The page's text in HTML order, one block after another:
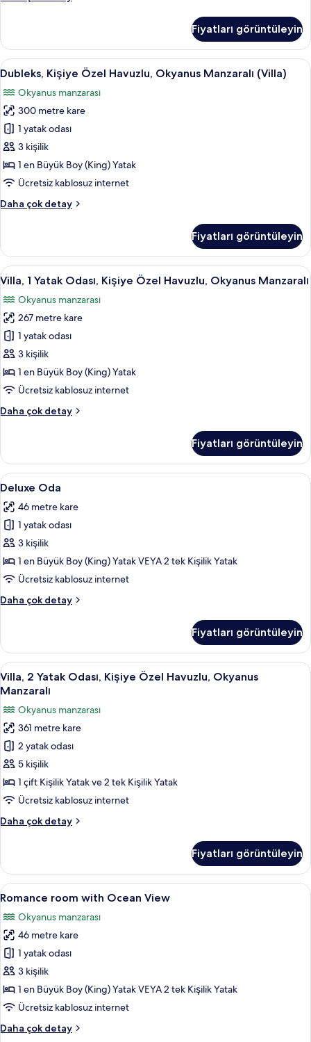
Havuz
Kullanımı,
Okyanus
hakkında
daha
fazla
detay
Fiyatları görüntüleyin
Dubleks,
Kişiye
Özel
Havuzlu,
Okyanus
Manzaralı
(Villa)
için
fotoğrafları
Dubleks, Kişiye Özel Havuzlu,
15
Dubleks, Kişiye Özel Havuzlu, Okyanus Manzaralı (Villa)
Okyanus manzarası
300 metre kare
1 yatak odası
3 kişilik
1 en Büyük Boy (King) Yatak
Ücretsiz kablosuz internet
Daha çok detay
Dubleks,
Okyanus
Manzaralı
(Villa)
daha
fazla
detay
Fiyatları görüntüleyin
Villa,
1
Yatak
Odası,
Kişiye
Özel
Havuzlu,
Okyanus
için
görün
Kaliteli yatak takımı, minibar, odada
11
Villa, 1 Yatak Odası, Kişiye Özel Havuzlu, Okyanus Manzaralı
Okyanus manzarası
267 metre kare
1 yatak odası
3 kişilik
1 en Büyük Boy (King) Yatak
Ücretsiz kablosuz internet
Daha çok detay
Villa,
Kişiye
Özel
Havuzlu,
Manzaralı
hakkında
fazla
detay
Fiyatları görüntüleyin
Deluxe
Oda
için
tüm
fotoğrafları
görün
Kaliteli yatak takımı, minibar, odada
5
Deluxe Oda
46 metre kare
1 yatak odası
3 kişilik
1 en Büyük Boy (King) Yatak VEYA 2 tek Kişilik Yatak
Ücretsiz kablosuz internet
Daha çok detay
Deluxe
fazla
detay
Fiyatları görüntüleyin
Villa,
2
Odası,
Kişiye
Özel
Havuzlu,
Okyanus
Manzaralı
tüm
Villa, 2 Yatak Odası, Kişiye Özel
11
Villa, 2 Yatak Odası, Kişiye Özel Havuzlu, Okyanus
Manzaralı
Okyanus manzarası
361 metre kare
2 yatak odası
5 kişilik
1 çift Kişilik Yatak ve 2 tek Kişilik Yatak
Ücretsiz kablosuz internet
Daha çok detay
Villa,
Kişiye
Özel
Havuzlu,
Manzaralı
hakkında
daha
fazla
detay
Fiyatları görüntüleyin
Romance
room
with
Ocean
View
için
tüm
fotoğrafları
Romance room with Ocean View |
4
Romance room with Ocean View
Okyanus manzarası
46 metre kare
1 yatak odası
3 kişilik
1 en Büyük Boy (King) Yatak VEYA 2 tek Kişilik Yatak
Ücretsiz kablosuz internet
Daha çok detay
Romance